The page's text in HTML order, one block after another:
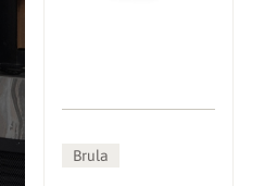
Brula